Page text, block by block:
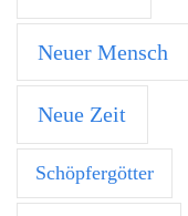
Neuer Mensch
Neue Zeit
Schöpfergötter